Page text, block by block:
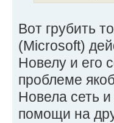
Вот грубить
(Microsoft)
Новелу и его
проблеме
Новела сеть
помощи на